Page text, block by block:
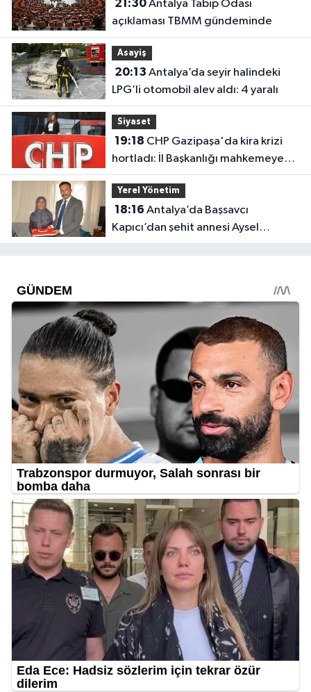
21:30Antalya Tabip Odası
açıklaması TBMM gündeminde
Asayiş
20:13
LPG’li otomobil alev aldı: 4 yaralı
Siyaset
19:18
hortladı: İl Başkanlığı mahkemeye
gitti
Yerel Yönetim
18:16
Kapıcı’dan şehit annesi Aysel
Belen’e anlamlı ziyaret